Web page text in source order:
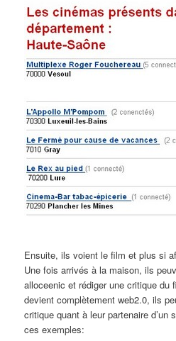
Ensuite, ils voient le film et plus si
Une fois arrivés à la maison, ils
alloceenic et rédiger une critique du
devient complètement web2.0, ils
critique quant à leur partenaire d’un
ces exemples: